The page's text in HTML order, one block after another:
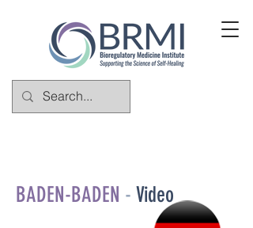
BADEN-BADEN - Video